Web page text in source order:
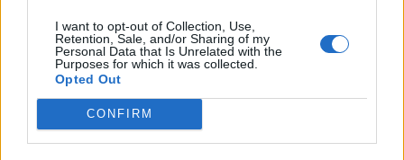
I want to opt-out of Collection, Use,
Retention, Sale, and/or Sharing of my
Personal Data that Is Unrelated with the
Purposes for which it was collected.
Opted Out
CONFIRM
Κατάθλιψη και αγχώδεις διαταραχές:
Ποια διατροφή μπορεί να βοηθήσει;